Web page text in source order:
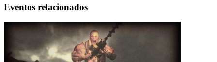
Eventos relacionados